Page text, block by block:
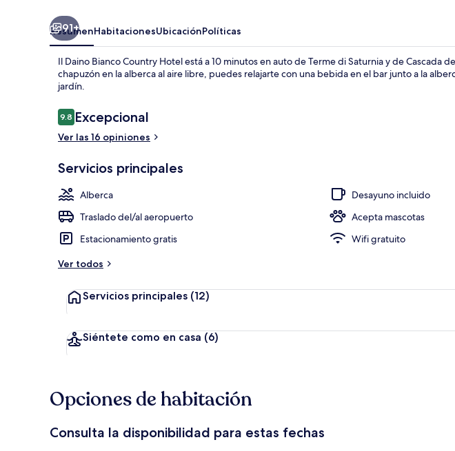
91+
ResumenHabitacionesUbicaciónPolíticas
Il Daino Bianco Country Hotel está a 10 minutos en auto de Terme di Saturnia y de Cascada
chapuzón en la alberca al aire libre, puedes relajarte con una bebida en el bar junto a la
jardín.
Opiniones
9.89.8 de 10,
Excepcional
Ver las 16 opiniones
Servicios principales
Alberca
Desayuno incluido
Traslado del/al aeropuerto
Acepta mascotas
Estacionamiento gratis
Wifi gratuito
Ver todos
Servicios principales (12)
Siéntete como en casa (6)
Opciones de habitación
Consulta la disponibilidad para estas fechas